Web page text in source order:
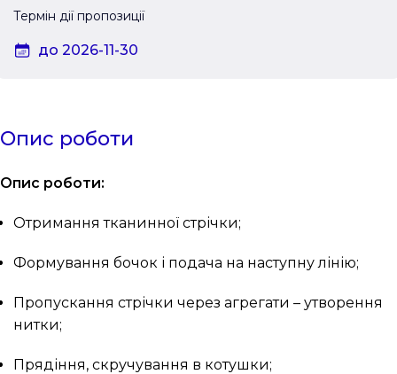
Термін дії пропозиції
до 2026-11-30
Опис роботи
Опис роботи:
Отримання тканинної стрічки;
Формування бочок і подача на наступну лінію;
Пропускання стрічки через агрегати – утворення
нитки;
Прядіння, скручування в котушки;